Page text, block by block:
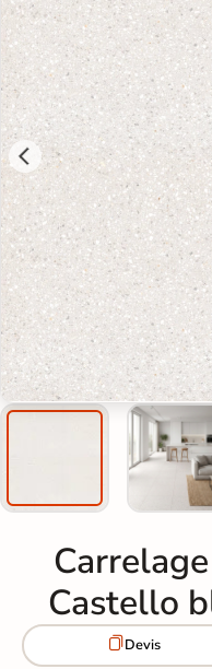
Castello
Devis